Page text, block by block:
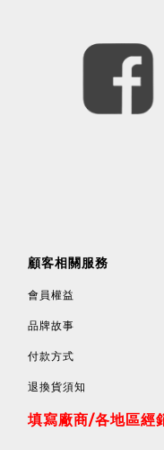
顧客相關服務
會員權益
品牌故事
付款方式
退換貨須知
填寫廠商/各地區經